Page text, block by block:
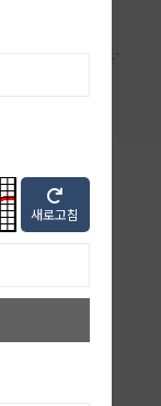
새로고침
록번호 : 750-81-